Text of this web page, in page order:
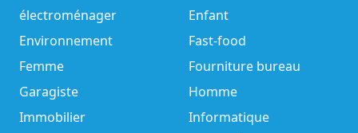
électroménager
Enfant
Environnement
Fast-food
Femme
Fourniture bureau
Garagiste
Homme
Immobilier
Informatique